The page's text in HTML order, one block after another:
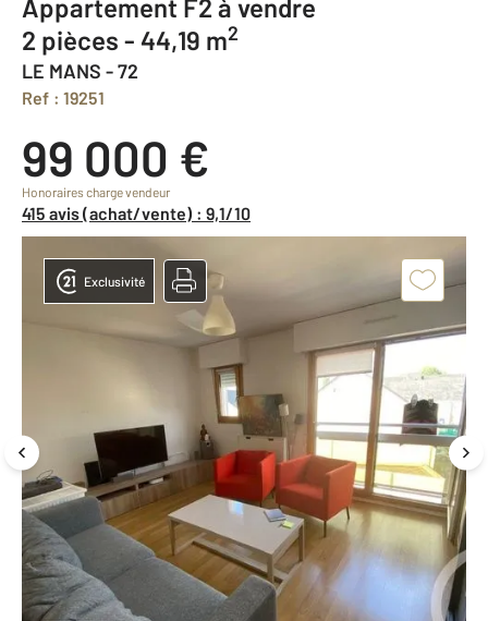
Appartement F2 à vendre
2 pièces - 44,19 m2
LE MANS - 72
Ref : 19251
99 000 €
Honoraires charge vendeur
415 avis (achat/vente) : 9,1/10
Exclusivité